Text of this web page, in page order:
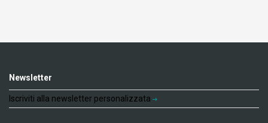
Newsletter
Iscriviti alla newsletter personalizzata